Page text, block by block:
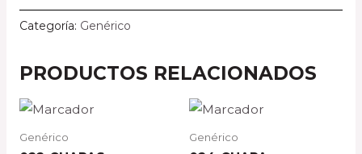
Categoría: Genérico
PRODUCTOS RELACIONADOS
Genérico Genérico